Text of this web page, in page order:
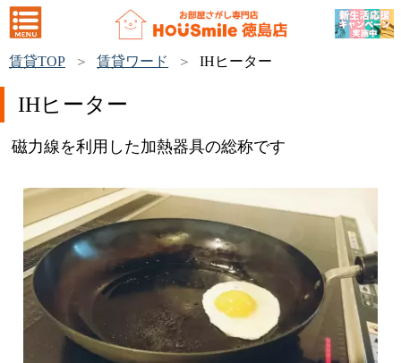
賃貸TOP 賃貸ワード IHヒーター
IHヒーター
磁力線を利用した加熱器具の総称です